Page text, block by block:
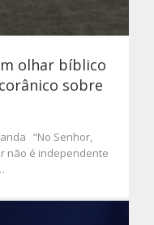
olhar bíblico
sobre
“No Senhor,
não é independente